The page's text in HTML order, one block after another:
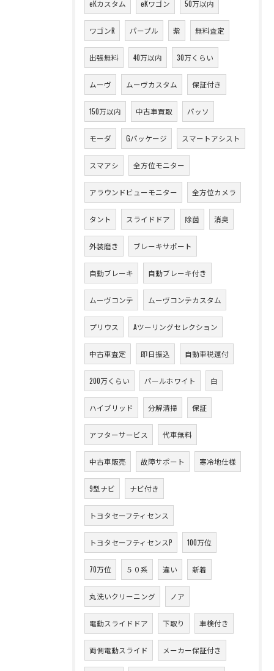
eKカスタム eKワゴン 50万以内
ワゴンR パープル 紫 無料査定
出張無料 40万以内 30万くらい
ムーヴ ムーヴカスタム 保証付き
150万以内 中古車買取 パッソ
モーダ Gパッケージ スマートアシスト
スマアシ 全方位モニター
アラウンドビューモニター 全方位カメラ
タント スライドドア 除菌 消臭
外装磨き ブレーキサポート
自動ブレーキ 自動ブレーキ付き
ムーヴコンテ ムーヴコンテカスタム
プリウス Aツーリングセレクション
中古車査定 即日振込 自動車税還付
200万くらい パールホワイト 白
ハイブリッド 分解清掃 保証
アフターサービス 代車無料
中古車販売 故障サポート 寒冷地仕様
9型ナビ ナビ付き
トヨタセーフティセンス
トヨタセーフティセンスP 100万位
70万位 ５０系 違い 新着
丸洗いクリーニング ノア
電動スライドドア 下取り 車検付き
両側電動スライド メーカー保証付き